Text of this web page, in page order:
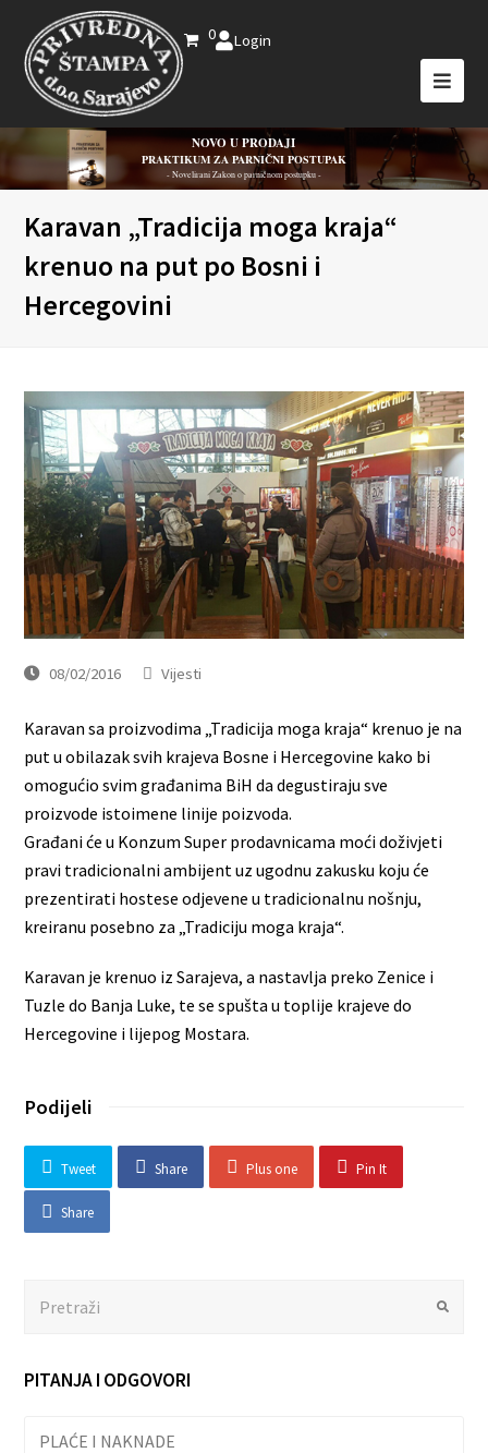
0 Login
NOVO U PRODAJI
PRAKTIKUM ZA PARNIČNI POSTUPAK
- Novelirani Zakon o parničnom postupku -
Karavan „Tradicija moga kraja“
krenuo na put po Bosni i
Hercegovini
08/02/2016 Vijesti
Karavan sa proizvodima „Tradicija moga kraja“ krenuo je na
put u obilazak svih krajeva Bosne i Hercegovine kako bi
omogućio svim građanima BiH da degustiraju sve
proizvode istoimene linije poizvoda.
Građani će u Konzum Super prodavnicama moći doživjeti
pravi tradicionalni ambijent uz ugodnu zakusku koju će
prezentirati hostese odjevene u tradicionalnu nošnju,
kreiranu posebno za „Tradiciju moga kraja“.
Karavan je krenuo iz Sarajeva, a nastavlja preko Zenice i
Tuzle do Banja Luke, te se spušta u toplije krajeve do
Hercegovine i lijepog Mostara.
Podijeli
Tweet Share Plus one Pin It
Share
Submit
PITANJA I ODGOVORI
PLAĆE I NAKNADE